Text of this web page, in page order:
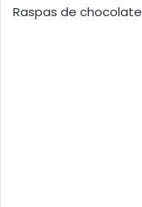
Raspas de chocolate